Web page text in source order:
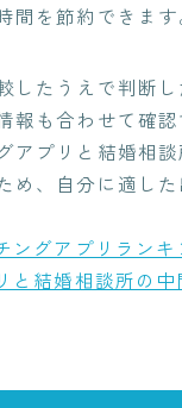
間を節約できます
したうえで判断
報も合わせて確
アプリと結婚相
め、自分に適し
ングアプリランキ
と結婚相談所の中